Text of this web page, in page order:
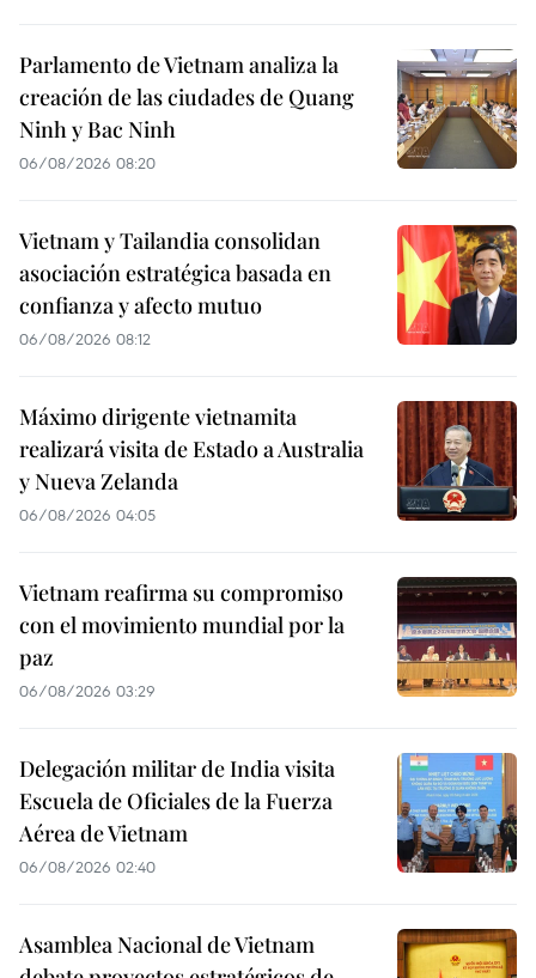
Parlamento de Vietnam analiza la
creación de las ciudades de Quang
Ninh y Bac Ninh
06/08/2026 08:20
Vietnam y Tailandia consolidan
asociación estratégica basada en
confianza y afecto mutuo
06/08/2026 08:12
Máximo dirigente vietnamita
realizará visita de Estado a Australia
y Nueva Zelanda
06/08/2026 04:05
Vietnam reafirma su compromiso
con el movimiento mundial por la
paz
06/08/2026 03:29
Delegación militar de India visita
Escuela de Oficiales de la Fuerza
Aérea de Vietnam
06/08/2026 02:40
Asamblea Nacional de Vietnam